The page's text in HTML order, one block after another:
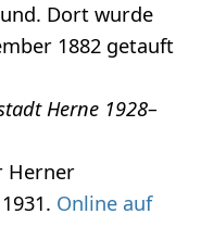
Dort wurde
1882 getauft
Herne 1928–
Herner
Online auf